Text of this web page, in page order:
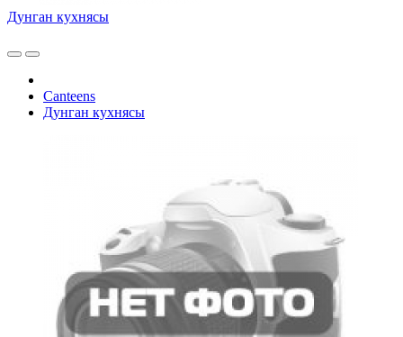
Дунган кухнясы
Canteens
Дунган кухнясы